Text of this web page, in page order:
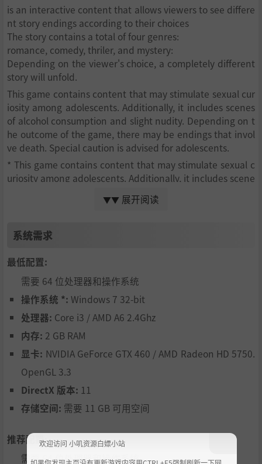
is an interactive content that allows viewers to see differe
nt story endings according to their choices
The story contains a total of four genres:
romance, comedy, thriler, and mystery:
Depending on the viewer's choice, a completely different
story will unfold.
This game contains content that may stimulate sexual cur
iosity among adolescents. Additionally, it includes scenes
of alcohol consumption and slight nudity. Depending on t
he outcome of the game, there may be endings that invol
ve death. Special caution is advised for adolescents.
* This game contains content that may stimulate sexual c
uriosity among adolescents. Additionally, it includes scene
the outcome of the game, there may be endings that invol
▼▼ 展开阅读
系统需求
最低配置:
需要 64 位处理器和操作系统
操作系统 *: Windows 7 32-bit
处理器: Core i3 / AMD A6 2.4Ghz
内存: 2 GB RAM
显卡: NVIDIA GeForce GTX 460 / AMD Radeon HD 5750.
OpenGL 3.3
DirectX 版本: 11
存储空间: 需要 11 GB 可用空间
推荐配置:
需要 64 位处理器和操作系统
欢迎访问 小叽资源白嫖小站